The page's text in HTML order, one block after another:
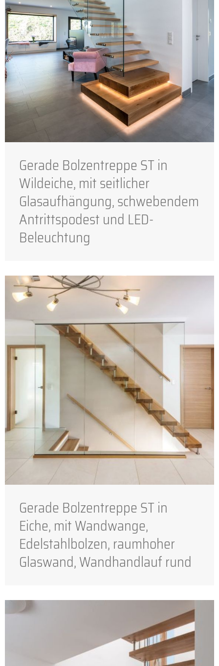
Gerade Bolzentreppe ST in
Wildeiche, mit seitlicher
Glasaufhängung, schwebendem
Antrittspodest und LED-
Beleuchtung
Gerade Bolzentreppe ST in
Eiche, mit Wandwange,
Edelstahlbolzen, raumhoher
Glaswand, Wandhandlauf rund